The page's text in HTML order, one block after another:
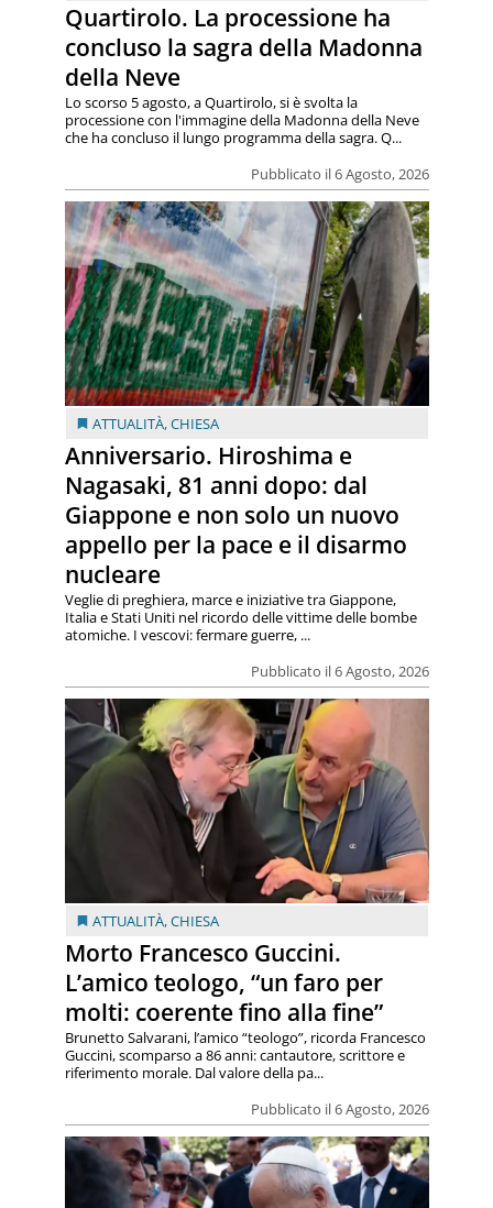
Quartirolo. La processione ha
concluso la sagra della Madonna
della Neve
Pubblicato il 6 Agosto, 2026
Lo scorso 5 agosto, a Quartirolo, si è svolta la
processione con l'immagine della Madonna della Neve
che ha concluso il lungo programma della sagra. Q...
ATTUALITÀ,CHIESA
Anniversario. Hiroshima e
Nagasaki, 81 anni dopo: dal
Giappone e non solo un nuovo
appello per la pace e il disarmo
nucleare
Pubblicato il 6 Agosto, 2026
Veglie di preghiera, marce e iniziative tra Giappone,
Italia e Stati Uniti nel ricordo delle vittime delle bombe
atomiche. I vescovi: fermare guerre, ...
ATTUALITÀ,CHIESA
Morto Francesco Guccini.
L’amico teologo, “un faro per
molti: coerente fino alla fine”
Pubblicato il 6 Agosto, 2026
Brunetto Salvarani, l’amico “teologo”, ricorda Francesco
Guccini, scomparso a 86 anni: cantautore, scrittore e
riferimento morale. Dal valore della pa...